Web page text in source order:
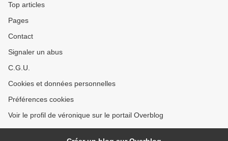
Top articles
Pages
Contact
Signaler un abus
C.G.U.
Cookies et données personnelles
Préférences cookies
Voir le profil de véronique sur le portail Overblog